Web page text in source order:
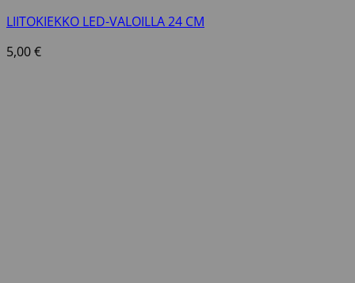
LIITOKIEKKO LED-VALOILLA 24 CM
5,00€